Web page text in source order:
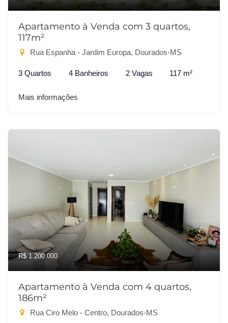
Apartamento à Venda com 3 quartos,
117m²
Rua Espanha - Jardim Europa, Dourados-MS
3 Quartos 4 Banheiros 2 Vagas 117 m²
Mais informações
R$ 1.200.000
Apartamento à Venda com 4 quartos,
186m²
Rua Ciro Melo - Centro, Dourados-MS